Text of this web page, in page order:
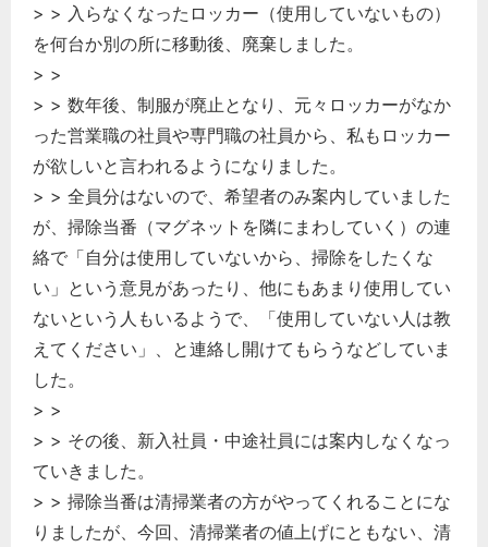
> > 入らなくなったロッカー（使用していないもの）
を何台か別の所に移動後、廃棄しました。
> >
> > 数年後、制服が廃止となり、元々ロッカーがなか
った営業職の社員や専門職の社員から、私もロッカー
が欲しいと言われるようになりました。
> > 全員分はないので、希望者のみ案内していました
が、掃除当番（マグネットを隣にまわしていく）の連
絡で「自分は使用していないから、掃除をしたくな
い」という意見があったり、他にもあまり使用してい
ないという人もいるようで、「使用していない人は教
えてください」、と連絡し開けてもらうなどしていま
した。
> >
> > その後、新入社員・中途社員には案内しなくなっ
ていきました。
> > 掃除当番は清掃業者の方がやってくれることにな
りましたが、今回、清掃業者の値上げにともない、清